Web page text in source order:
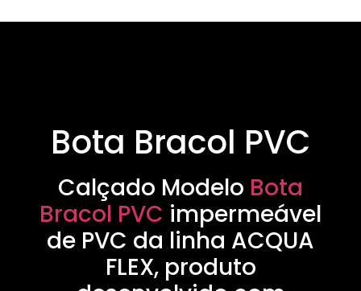
Bota Bracol PVC
Calçado Modelo Bota
Bracol PVC impermeável
de PVC da linha ACQUA
FLEX, produto